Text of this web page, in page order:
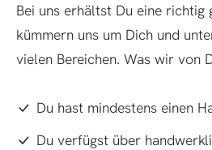
Bei uns erhältst Du eine richtig
kümmern uns um Dich und
vielen Bereichen. Was wir von
Du hast mindestens einen
Du verfügst über